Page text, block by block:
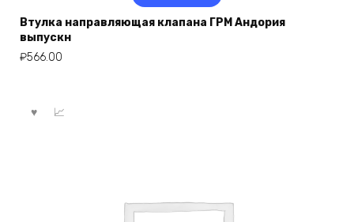
Втулка направляющая клапана ГРМ Андория
выпускн
₽566.00